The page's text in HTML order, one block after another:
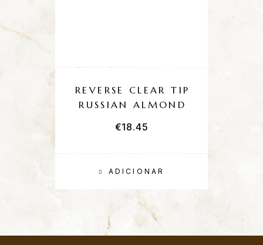
ADICIONAR
REVERSE CLEAR TIP
RUSSIAN ALMOND
€18.45